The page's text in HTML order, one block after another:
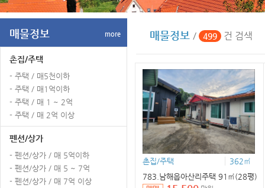
매물정보 more
촌집/주택
- 주택 / 매5천이하
- 주택 / 매1억이하
- 주택 / 매 1 ~ 2억
- 주택 / 매 2억 이상
펜션/상가
- 펜션/상가 / 매 5억이하
- 펜션/상가 / 매 5 ~ 7억
- 펜션/상가 / 매 7억 이상
매물정보 / 499 건 검색
촌집/주택
362㎡
783.남해읍아산리주택 91㎡(28평)